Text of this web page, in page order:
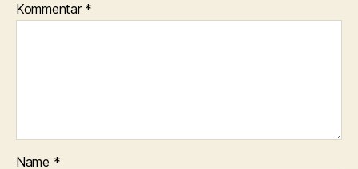
Kommentar *
Name *